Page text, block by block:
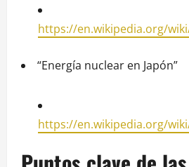
https://en.wikipedia.org/
“Energía nuclear en Japón”
https://en.wikipedia.org/